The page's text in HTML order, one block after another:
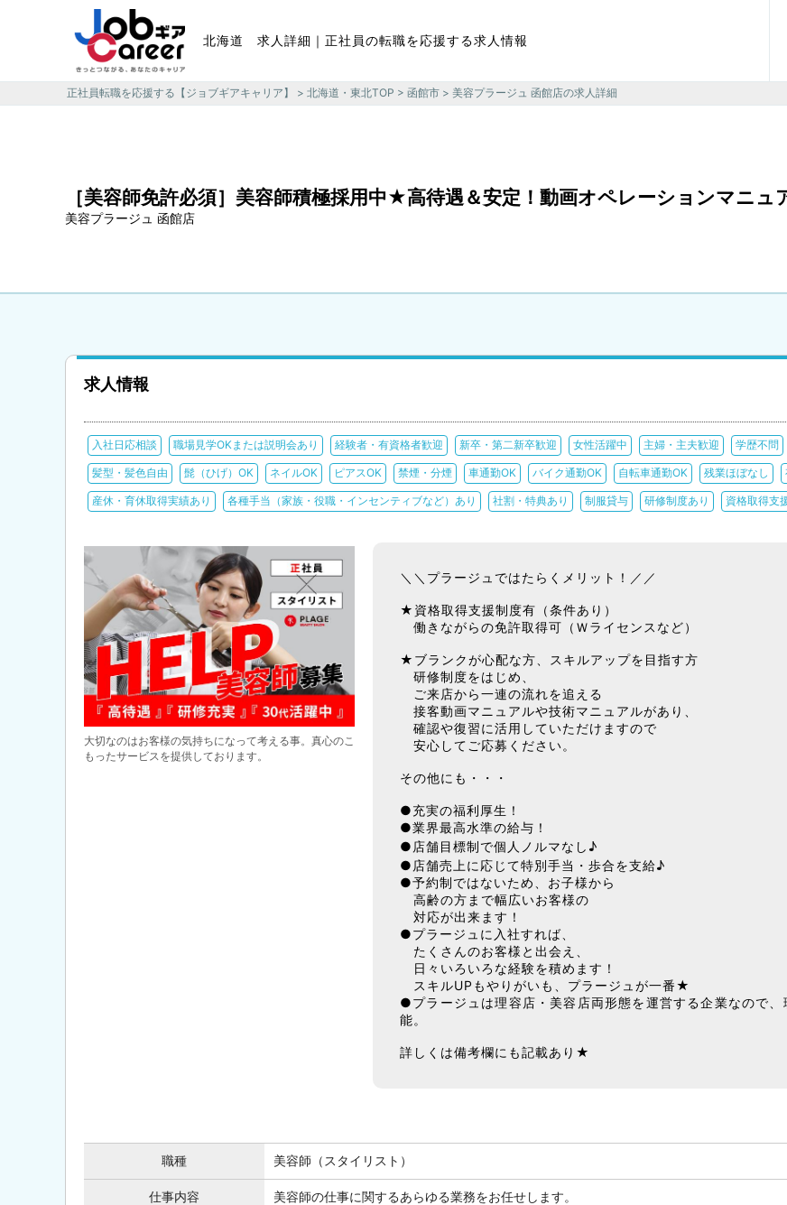
北海道 求人詳細｜正社員の転職を応援する求人情報
正社員転職を応援する【ジョブギアキャリア】 > 北海道・東北TOP > 函館市 > 美容プラージュ 函館店の求人詳細
［美容師免許必須］美容師積極採用中★高待遇＆安定！動画オペレーションマニュ
美容プラージュ 函館店
求人情報
入社日応相談 職場見学OKまたは説明会あり 経験者・有資格者歓迎 新卒・第二新卒歓迎 女性活躍中 主婦・主夫歓迎 学歴不問
髪型・髪色自由 髭（ひげ）OK ネイルOK ピアスOK 禁煙・分煙 車通勤OK バイク通勤OK 自転車通勤OK 残業ほぼなし
産休・育休取得実績あり 各種手当（家族・役職・インセンティブなど）あり 社割・特典あり 制服貸与 研修制度あり 資格取得支
大切なのはお客様の気持ちになって考える事。真心のこ
もったサービスを提供しております。
＼＼プラージュではたらくメリット！／／
★資格取得支援制度有（条件あり）
働きながらの免許取得可（Ｗライセンスなど）
★ブランクが心配な方、スキルアップを目指す方
研修制度をはじめ、
ご来店から一連の流れを追える
接客動画マニュアルや技術マニュアルがあり、
確認や復習に活用していただけますので
安心してご応募ください。
その他にも・・・
●充実の福利厚生！
●業界最高水準の給与！
●店舗目標制で個人ノルマなし♪
●店舗売上に応じて特別手当・歩合を支給♪
●予約制ではないため、お子様から
高齢の方まで幅広いお客様の
対応が出来ます！
●プラージュに入社すれば、
たくさんのお客様と出会え、
日々いろいろな経験を積めます！
スキルUPもやりがいも、プラージュが一番★
●プラージュは理容店・美容店両形態を運営する企業なので
能。
詳しくは備考欄にも記載あり★
職種 美容師（スタイリスト）
仕事内容
美容師の仕事に関するあらゆる業務をお任せします。